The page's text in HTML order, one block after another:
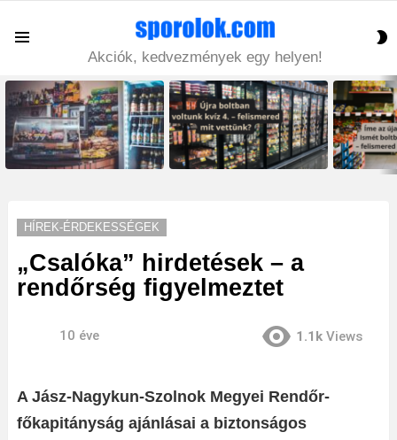
Akciók, kedvezmények egy helyen!
LATEST
STORIES
HÍREK-ÉRDEKESSÉGEK
„Csalóka” hirdetések – a
rendőrség figyelmeztet
10 éve 1.1k Views
A Jász-Nagykun-Szolnok Megyei Rendőr-
főkapitányság ajánlásai a biztonságos